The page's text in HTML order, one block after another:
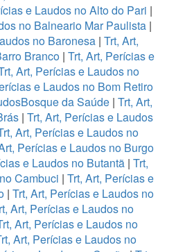
e Laudos no Alto do Pari |
no Balneario Mar Paulista |
no Baronesa| Trt, Art,
Branco| Trt, Art, Perícias e
Art, Perícias e Laudos no
e Laudos no Bom Retiro
da Saúde | Trt, Art,
| Trt, Art, Perícias e Laudos
Art, Perícias e Laudos no
Perícias e Laudos no Burgo
e Laudos no Butantã| Trt,
Cambuci | Trt, Art, Perícias e
| Trt, Art, Perícias e Laudos no
Art, Perícias e Laudos no
Art, Perícias e Laudos no
Art, Perícias e Laudos no